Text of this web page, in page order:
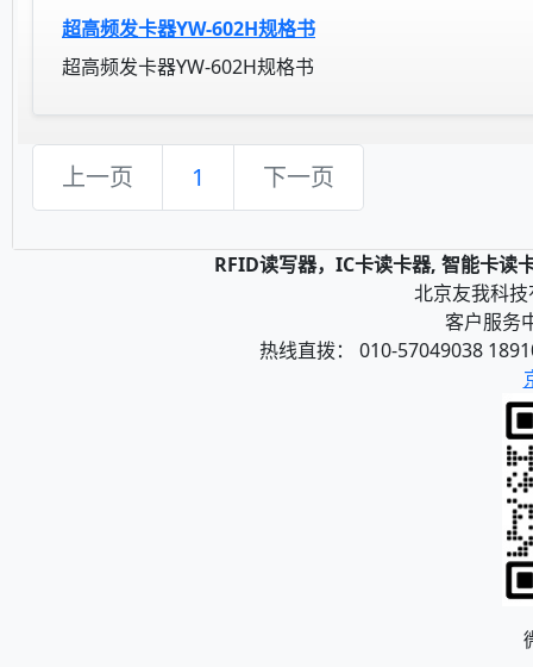
超高频发卡器YW-602H规格书
超高频发卡器YW-602H规格书
上一页 1 下一页
RFID读写器，IC卡读卡器, 智能卡读
北京友我科
客户服务
热线直拨： 010-57049038